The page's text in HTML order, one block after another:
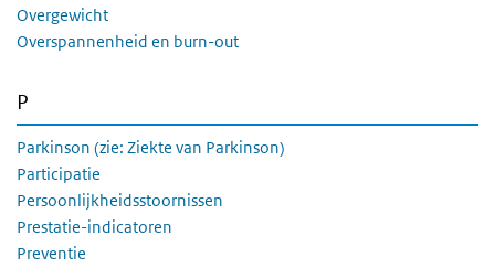
Overgewicht
Overspannenheid en burn-out
P
Parkinson (zie: Ziekte van Parkinson)
Participatie
Persoonlijkheidsstoornissen
Prestatie-indicatoren
Preventie